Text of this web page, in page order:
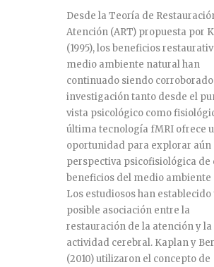
Desde la Teoría de
Atención (ART) propuesta por
(1995), los beneficios
medio ambiente natural han
continuado siendo
investigación tanto desde el
vista psicológico como
última tecnología fMRI ofrece
oportunidad para explorar aún
perspectiva psicofisiológica de
beneficios del medio ambiente
Los estudiosos han establecido
posible asociación entre la
restauración de la atención y la
actividad cerebral. Kaplan y
(2010) utilizaron el concepto de